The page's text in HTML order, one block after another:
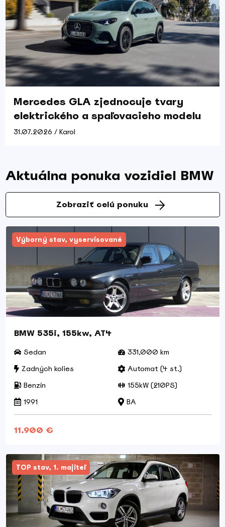
Mercedes GLA zjednocuje tvary
elektrického a spaľovacieho modelu
31.07.2026 / Karol
Aktuálna ponuka vozidiel BMW
Zobraziť celú ponuku
Výborný stav, vyservisované
BMW 535i, 155kw, AT4
Sedan
331,000 km
Zadných kolies
Automat (4 st.)
Benzín
155kW (210PS)
1991
BA
11.900 €
TOP stav, 1. majiteľ